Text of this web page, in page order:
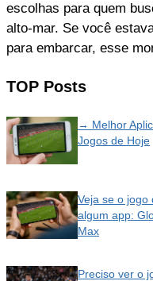
escolhas para quem
alto-mar. Se você
para embarcar, esse
TOP Posts
→ Melhor
Jogos de Hoje
Veja se o jogo
algum app:
Max
Preciso ver o